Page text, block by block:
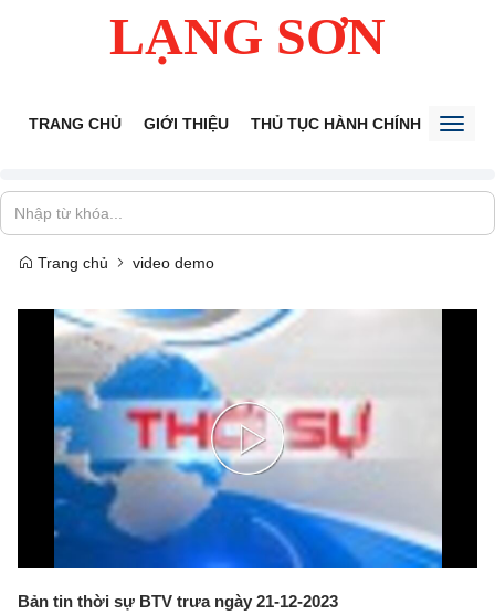
LẠNG SƠN
TRANG CHỦ GIỚI THIỆU THỦ TỤC HÀNH CHÍNH TIẾP
Trang chủ video demo
Play
Video
Bản tin thời sự BTV trưa ngày 21-12-2023